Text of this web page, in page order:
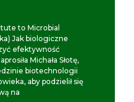
to Microbial
Jak biologiczne
efektywność
Michała Słotę,
biotechnologii
aby podzielił się
na